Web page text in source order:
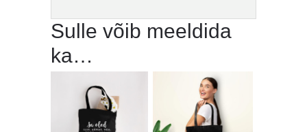
Sulle võib meeldida
ka…